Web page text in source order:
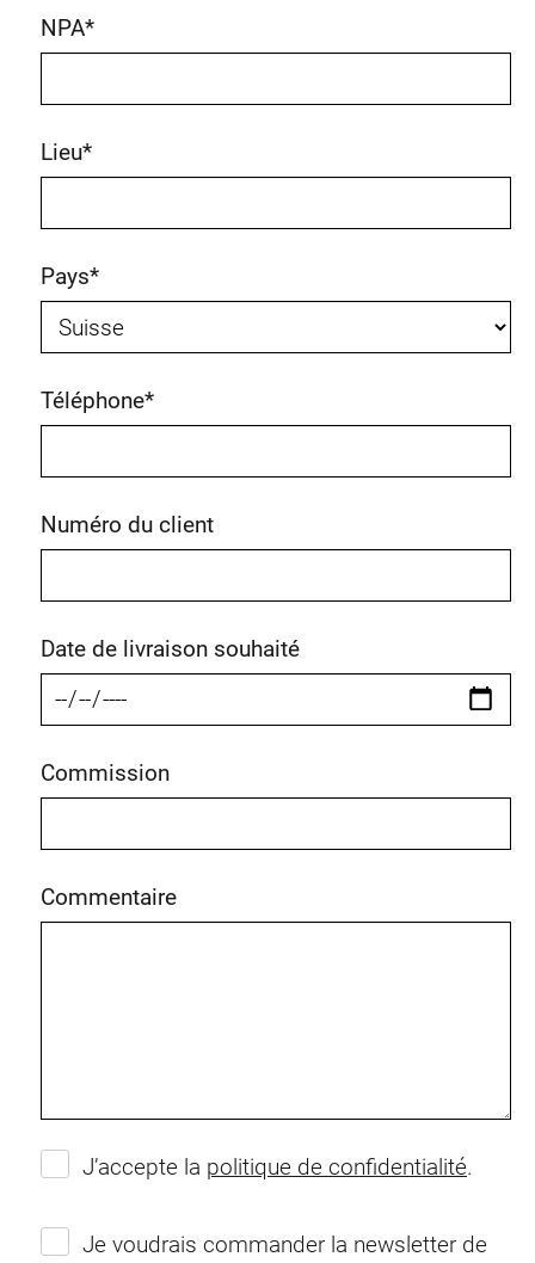
NPA*
Lieu*
Pays*
Téléphone*
Numéro du client
Date de livraison souhaité
Commission
Commentaire
J’accepte la politique de confidentialité.
Je voudrais commander la newsletter de